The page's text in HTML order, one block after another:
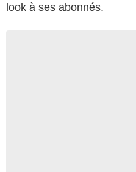
look à ses abonnés.